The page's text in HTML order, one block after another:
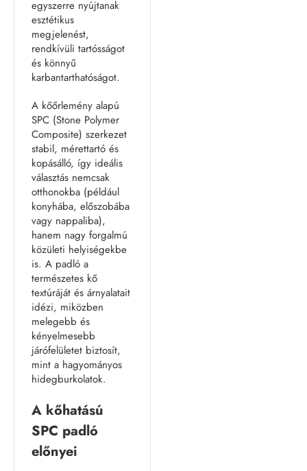
egyszerre nyújtanak
esztétikus
megjelenést,
rendkívüli tartósságot
és könnyű
karbantarthatóságot.
A kőőrlemény alapú
SPC (Stone Polymer
Composite) szerkezet
stabil, mérettartó és
kopásálló, így ideális
választás nemcsak
otthonokba (például
konyhába, előszobába
vagy nappaliba),
hanem nagy forgalmú
közületi helyiségekbe
is. A padló a
természetes kő
textúráját és árnyalatait
idézi, miközben
melegebb és
kényelmesebb
járófelületet biztosít,
mint a hagyományos
hidegburkolatok.
A kőhatású
SPC padló
előnyei